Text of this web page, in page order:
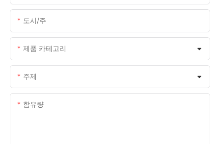
도시/주
제품 카테고리
주제
함유량